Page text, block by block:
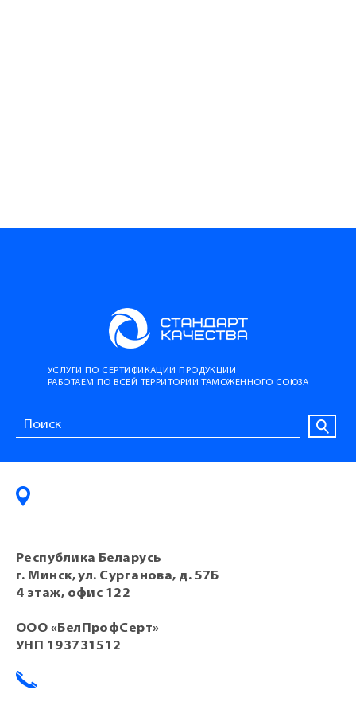
УСЛУГИ ПО СЕРТИФИКАЦИИ ПРОДУКЦИИ
РАБОТАЕМ ПО ВСЕЙ ТЕРРИТОРИИ ТАМОЖЕННОГО СОЮЗА
Республика Беларусь
г. Минск, ул. Сурганова, д. 57Б
4 этаж, офис 122
ООО «БелПрофСерт»
УНП 193731512